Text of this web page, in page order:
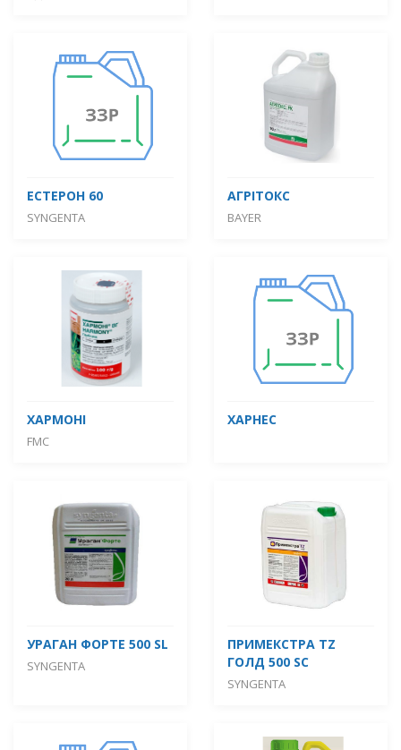
ЕСТЕРОН 60
SYNGENTA
АГРІТОКС
BAYER
ХАРМОНІ
FMC
ХАРНЕС
УРАГАН ФОРТЕ 500 SL
SYNGENTA
ПРИМЕКСТРА TZ
ГОЛД 500 SC
SYNGENTA